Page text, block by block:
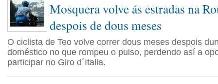
Mosquera volve ás estradas na
despois de dous meses
O ciclista de Teo volve correr dous meses despois
doméstico no que rompeu o pulso, perdendo así a
participar no Giro d´Italia.